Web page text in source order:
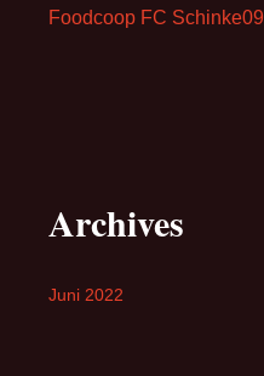
Foodcoop FC Schinke09
Archives
Juni 2022